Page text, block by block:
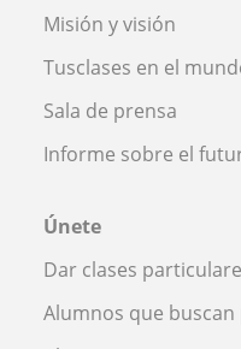
Misión y visión
Tusclases en el
Sala de prensa
Informe sobre el
Únete
Dar clases
Alumnos que